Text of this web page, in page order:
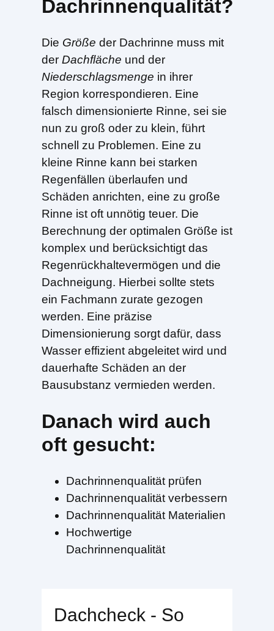
Dachrinnenqualität?
Die Größe der Dachrinne muss mit
der Dachfläche und der
Niederschlagsmenge in ihrer
Region korrespondieren. Eine
falsch dimensionierte Rinne, sei sie
nun zu groß oder zu klein, führt
schnell zu Problemen. Eine zu
kleine Rinne kann bei starken
Regenfällen überlaufen und
Schäden anrichten, eine zu große
Rinne ist oft unnötig teuer. Die
Berechnung der optimalen Größe ist
komplex und berücksichtigt das
Regenrückhaltevermögen und die
Dachneigung. Hierbei sollte stets
ein Fachmann zurate gezogen
werden. Eine präzise
Dimensionierung sorgt dafür, dass
Wasser effizient abgeleitet wird und
dauerhafte Schäden an der
Bausubstanz vermieden werden.
Danach wird auch
oft gesucht:
Dachrinnenqualität prüfen
Dachrinnenqualität verbessern
Dachrinnenqualität Materialien
Hochwertige
Dachrinnenqualität
Dachcheck - So